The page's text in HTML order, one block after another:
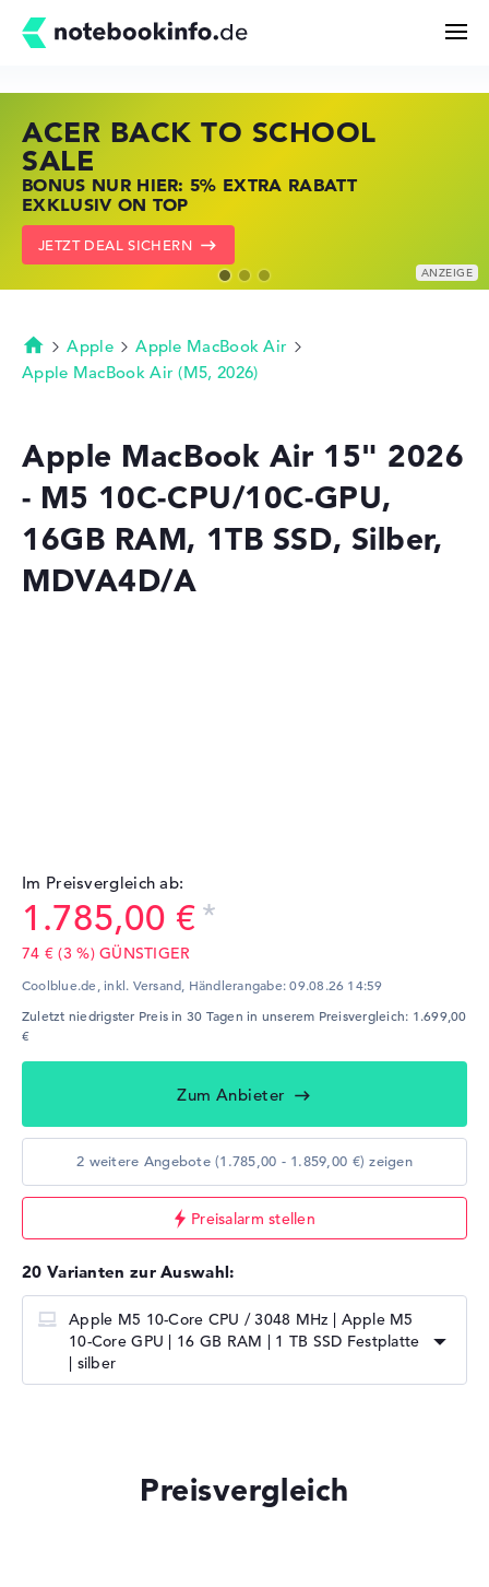
Kaufberatung
Technik & Wissen
Merkzettel
ACER BACK TO SCHOOL
SALE
BONUS NUR HIER: 5% EXTRA RABATT
EXKLUSIV ON TOP
JETZT DEAL SICHERN
HP STORE SSV DEALS
JETZT ZUGREIFEN: NOTEBOOKS BEI HP
KRÄFTIG REDUZIERT
ZU DEN HP ANGEBOTEN
LENOVO LAPTOP DEALS
NOTEBOOKS BEI LENOVO JETZT
KRÄFTIG REDUZIERT
LENOVO DEALS ZEIGEN
Startseite
Apple
Apple MacBook Air
Apple MacBook Air (M5, 2026)
Apple MacBook Air 15" 2026
- M5 10C-CPU/10C-GPU,
16GB RAM, 1TB SSD, Silber,
MDVA4D/A
Im Preisvergleich ab:
1.785,00 €
74 € (3 %) GÜNSTIGER
Coolblue.de, inkl. Versand, Händlerangabe:09.08.26 14:59
Zuletzt niedrigster Preis in 30 Tagen in unserem Preisvergleich: 1.699,00
€
Zum Anbieter
2 weitere Angebote (1.785,00 - 1.859,00 €) zeigen
Preisalarm stellen
20 Varianten zur Auswahl:
Apple M5 10-Core CPU / 3048 MHz | Apple M5
10-Core GPU | 16 GB RAM | 1 TB SSD Festplatte
| silber
Preisvergleich